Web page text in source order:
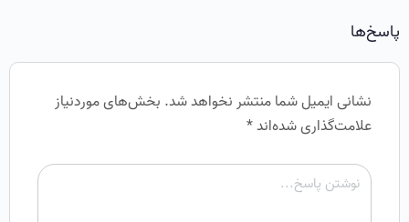
پاسخ‌ها
نشانی ایمیل شما منتشر نخواهد شد. بخش‌های موردنیاز
علامت‌گذاری شده‌اند*